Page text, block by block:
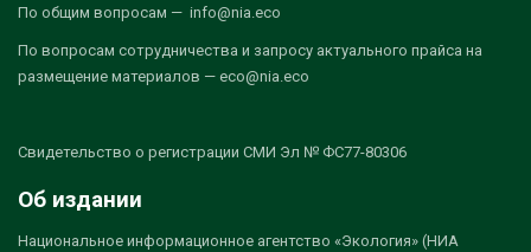
По общим вопросам — info@nia.eco
По вопросам сотрудничества и запросу актуального прайса на
размещение материалов — eco@nia.eco
Свидетельство о регистрации СМИ Эл № ФС77-80306
Об издании
Национальное информационное агентство «Экология» (НИА